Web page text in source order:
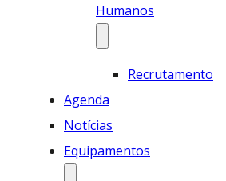
Humanos
Recrutamento
Agenda
Notícias
Equipamentos